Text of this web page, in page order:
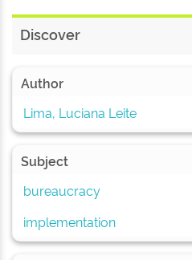
Discover
Author
Lima, Luciana Leite
Subject
bureaucracy
implementation